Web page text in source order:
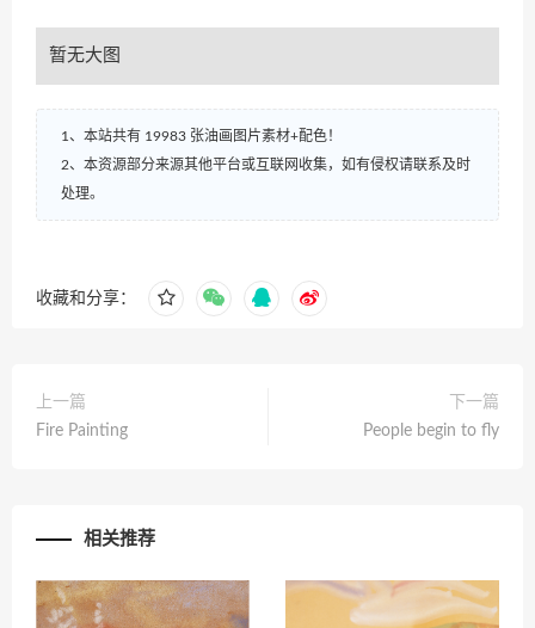
暂无大图
1、本站共有 19983 张油画图片素材+配色！
2、本资源部分来源其他平台或互联网收集，如有侵权请联系及时
处理。
收藏和分享：
上一篇
Fire Painting
下一篇
People begin to fly
相关推荐